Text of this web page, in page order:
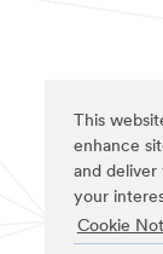
This
enhance
and deliver
your
Cookie